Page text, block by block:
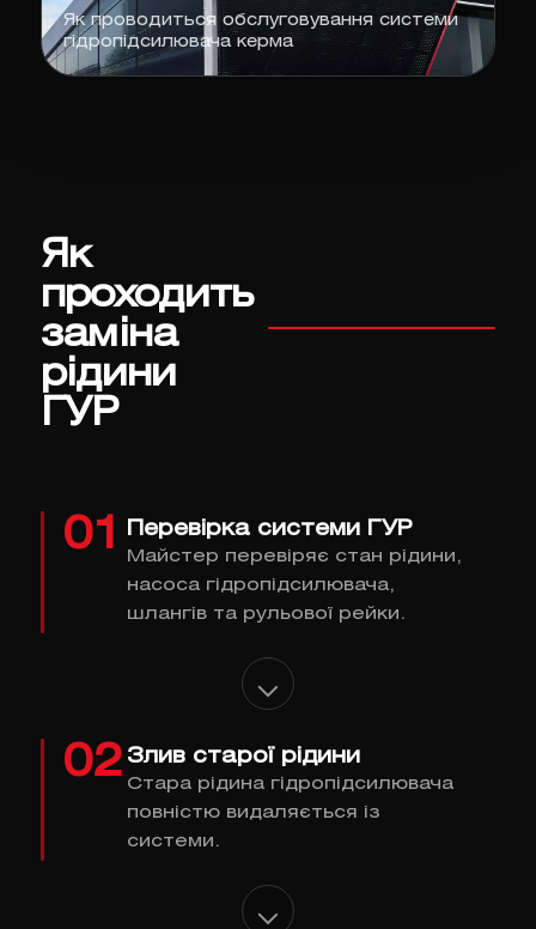
Як проводиться обслуговування системи
гідропідсилювача керма
Як
проходить
заміна
рідини
ГУР
01 Перевірка системи ГУР
Майстер перевіряє стан рідини,
насоса гідропідсилювача,
шлангів та рульової рейки.
02 Злив старої рідини
Стара рідина гідропідсилювача
повністю видаляється із
системи.